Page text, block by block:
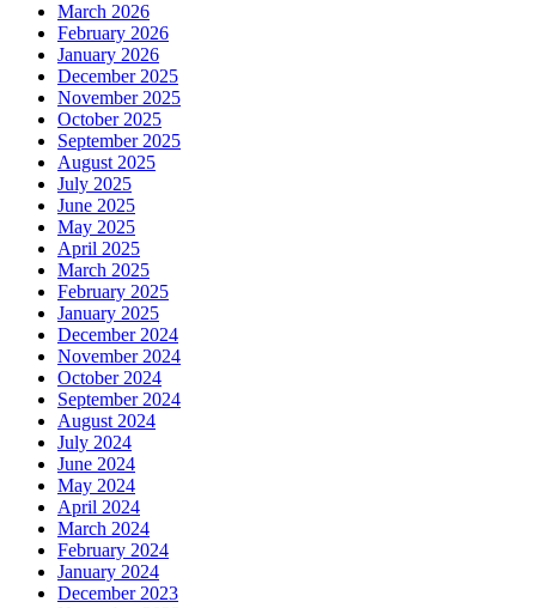
March 2026
February 2026
January 2026
December 2025
November 2025
October 2025
September 2025
August 2025
July 2025
June 2025
May 2025
April 2025
March 2025
February 2025
January 2025
December 2024
November 2024
October 2024
September 2024
August 2024
July 2024
June 2024
May 2024
April 2024
March 2024
February 2024
January 2024
December 2023